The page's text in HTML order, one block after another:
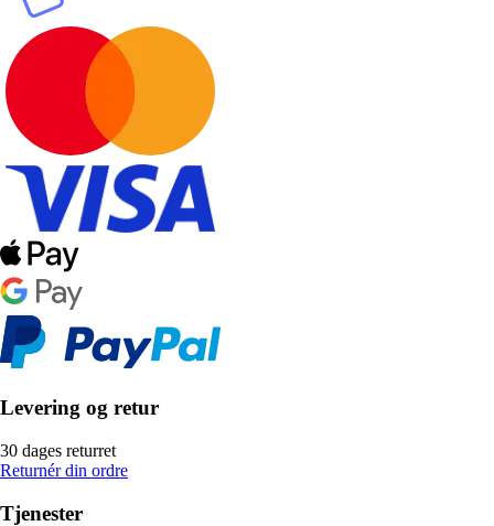
Levering og retur
30 dages returret
Returnér din ordre
Tjenester